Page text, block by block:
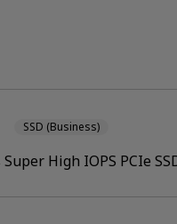
Super High IOPS PCIe
SSD (Business)